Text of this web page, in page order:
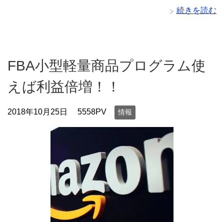
続きを読む
FBA小型軽量商品プログラム使
えば利益倍増！！
2018年10月25日 5558PV 情報